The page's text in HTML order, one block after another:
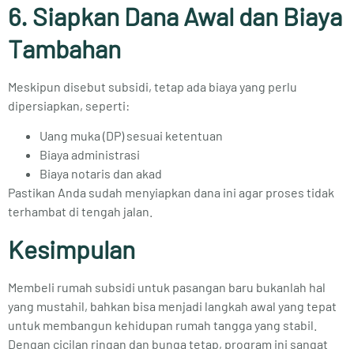
6. Siapkan Dana Awal dan Biaya
Tambahan
Meskipun disebut subsidi, tetap ada biaya yang perlu
dipersiapkan, seperti:
Uang muka (DP) sesuai ketentuan
Biaya administrasi
Biaya notaris dan akad
Pastikan Anda sudah menyiapkan dana ini agar proses tidak
terhambat di tengah jalan.
Kesimpulan
Membeli rumah subsidi untuk pasangan baru bukanlah hal
yang mustahil, bahkan bisa menjadi langkah awal yang tepat
untuk membangun kehidupan rumah tangga yang stabil.
Dengan cicilan ringan dan bunga tetap, program ini sangat